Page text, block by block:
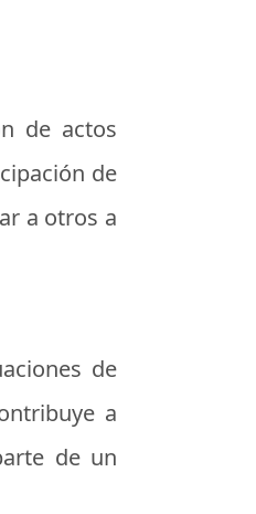
de actos
de
a otros a
de
a
de un